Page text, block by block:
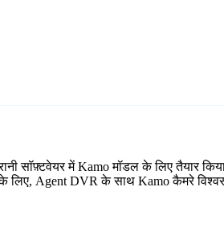
सॉफ़्टवेयर में Kamo मॉडल के लिए तैयार
लिए, Agent DVR के साथ Kamo कैमरे